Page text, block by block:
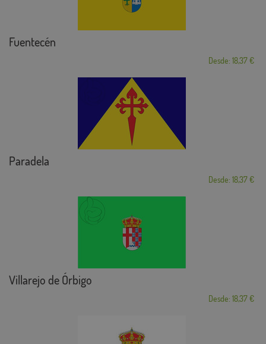
Fuentecén
Desde: 18,37 €
Paradela
Desde: 18,37 €
Villarejo de Órbigo
Desde: 18,37 €